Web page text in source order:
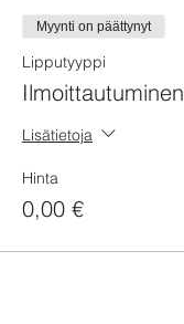
Myynti on päättynyt
Lipputyyppi
Ilmoittautuminen
Lisätietoja
Hinta
0,00 €